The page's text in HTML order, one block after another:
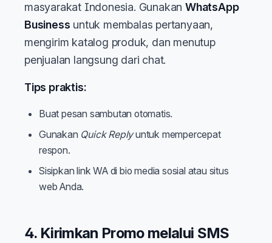
masyarakat Indonesia. GunakanWhatsApp
Business untuk membalas pertanyaan,
mengirim katalog produk, dan menutup
penjualan langsung dari chat.
Tips praktis:
Buat pesan sambutan otomatis.
Gunakan Quick Replyuntuk mempercepat
respon.
Sisipkan link WA di bio media sosial atau situs
web Anda.
4. Kirimkan Promo melalui SMS